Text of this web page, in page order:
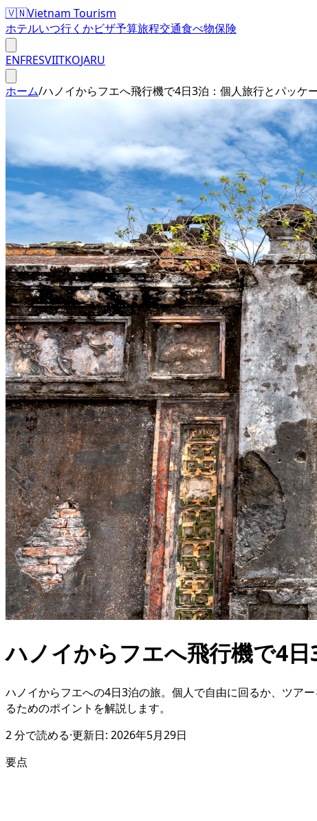
🇻🇳Vietnam Tourism
ホテルいつ行くかビザ予算旅程交通食べ物保険
ENFRESVIITKOJARU
ホーム/ハノイからフエへ飛行機で4日3泊：個人旅行とパッケ
ハノイからフエへ飛行機で4
ハノイからフエへの4日3泊の旅。個人で自由に回るか、ツア
るためのポイントを解説します。
2分で読める·更新日: 2026年5月29日
要点